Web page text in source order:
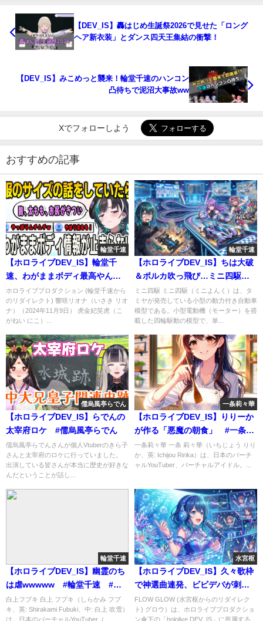
【DEV_IS】轟はじめ生誕祭2026で見せた「ロング
ヘア新衣装」とダンス四天王集結の衝撃！
【DEV_IS】みこめっと襲来！輪堂千速のハンコン
凸待ちで泥沼大事故ww
Xでフォローしよう
おすすめの記事
輪堂千速
【ホロライブDEV_IS】輪堂千
速、わがままボディ最高やんけ
ｗｗｗ #輪堂千速
ホロライブプロダクション (輪堂千速から
のリダイレクト) 響咲リオナ（いさき リオ
ナ）（2024年11月9日） 虎金妃笑虎（こ
がねい にこ）...
輪堂千速
【ホロライブDEV_IS】ちは大破
＆ポルカ吹っ飛び…ミニ四駆企
画が予想外すぎた件
ミニ四駆 ミニ四駆（ミニよんく）は、タ
ミヤが発売している小型の動力付き自動車
模型である。小型電動機（モーター）を搭
載した四輪駆動の模型で、単...
儒烏風亭らでん
【ホロライブDEV_IS】らでんの
太宰府ロケ #儒烏風亭らでん
儒烏風亭らでんさんが個人Vtuberのきら子
さんと太宰府のロケに行っていました。
出演している皆さんが本当に歴史が好きな
んだということが話し...
一条莉々華
【ホロライブDEV_IS】りりーか
が作る「悪魔の朝食」 #一条
莉々華 #一条莉々華の限界飯
一条莉々華 一条 莉々華（いちじょう りり
か、英: Ichijou Ririka）は、日本のバーチ
ャルYouTuber、バーチャルアイドル。...
輪堂千速
【ホロライブDEV_IS】幽霊のち
は虐wwwww #輪堂千速 #響
咲リオナ
白上フブキ 白上 フブキ（しらかみ フブ
キ、英: Shirakami Fubuki、中: 白上 吹雪）
は、日本のバーチャルYouTuber（...
水宮枢
【ホロライブDEV_IS】久々歌枠
で神選曲連発、ビビデバが刺さ
りすぎた #水宮枢
FLOW GLOW (水宮枢からのリダイレク
ト) グロウ）は、ホロライブプロダクショ
ン傘下の「hololive DEV_IS」に所属する